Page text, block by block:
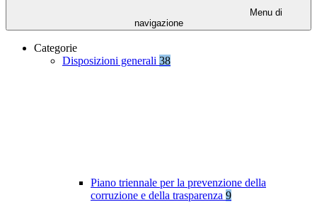
Menu di
navigazione
Categorie
Disposizioni generali 38
Piano triennale per la prevenzione della
corruzione e della trasparenza 9